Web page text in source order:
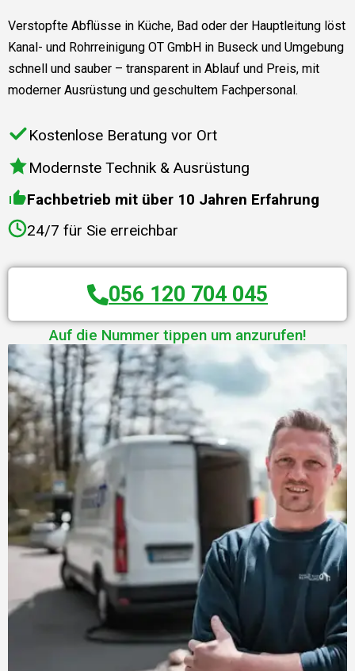
Verstopfte Abflüsse in Küche, Bad oder der Hauptleitung löst
Kanal- und Rohrreinigung OT GmbH in Buseck und Umgebung
schnell und sauber – transparent in Ablauf und Preis, mit
moderner Ausrüstung und geschultem Fachpersonal.
Kostenlose Beratung vor Ort
Modernste Technik & Ausrüstung
Fachbetrieb mit über 10 Jahren Erfahrung
24/7 für Sie erreichbar
056 120 704 045
Auf die Nummer tippen um anzurufen!